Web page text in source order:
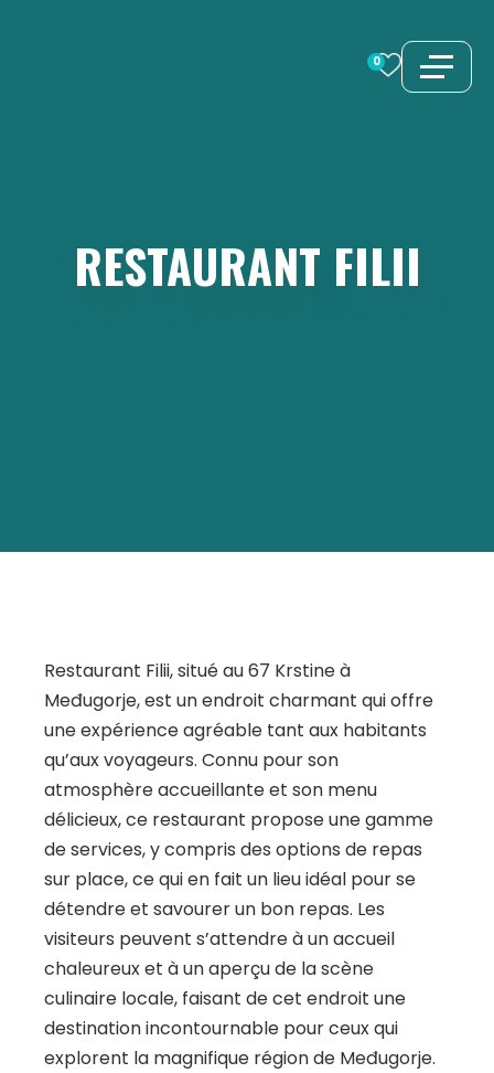
0
RESTAURANT FILII
Restaurant Filii, situé au 67 Krstine à
Međugorje, est un endroit charmant qui offre
une expérience agréable tant aux habitants
qu’aux voyageurs. Connu pour son
atmosphère accueillante et son menu
délicieux, ce restaurant propose une gamme
de services, y compris des options de repas
sur place, ce qui en fait un lieu idéal pour se
détendre et savourer un bon repas. Les
visiteurs peuvent s’attendre à un accueil
chaleureux et à un aperçu de la scène
culinaire locale, faisant de cet endroit une
destination incontournable pour ceux qui
explorent la magnifique région de Međugorje.